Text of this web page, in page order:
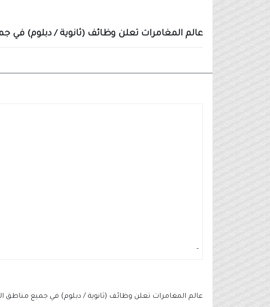
عالم المغامرات تعلن وظائف (ثانوية / دبلوم) في
-
عالم المغامرات تعلن وظائف (ثانوية / دبلوم) في جميع مناطق